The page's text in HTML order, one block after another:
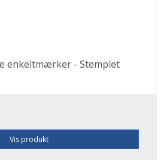
enkeltmærker - Stemplet
Vis produkt